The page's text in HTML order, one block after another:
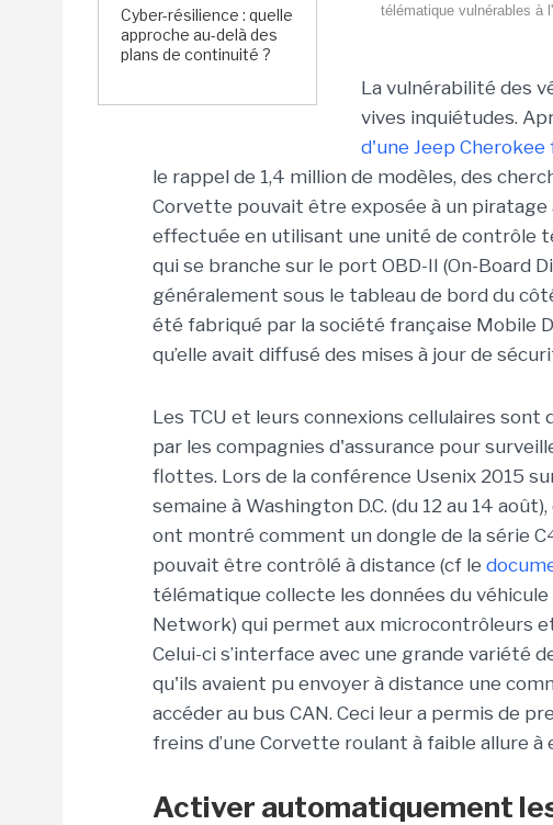
Cyber-résilience : quelle
approche au-delà des
plans de continuité ?
télématique vulnérables à
La vulnérabilité des
vives inquiétudes.
d'une Jeep
le rappel de 1,4 million de modèles, des
Corvette pouvait être exposée à un
effectuée en utilisant une unité de contrôle
qui se branche sur le port OBD-II (On-Board
généralement sous le tableau de bord du
été fabriqué par la société française Mobile
qu’elle avait diffusé des mises à jour de
Les TCU et leurs connexions cellulaires
par les compagnies d'assurance pour
flottes. Lors de la conférence Usenix 2015
semaine à Washington D.C. (du 12 au 14
ont montré comment un dongle de la série
pouvait être contrôlé à distance (cf le
télématique collecte les données du
Network) qui permet aux microcontrôleurs
Celui-ci s’interface avec une grande variété
qu'ils avaient pu envoyer à distance une
accéder au bus CAN. Ceci leur a permis de
freins d’une Corvette roulant à faible allure à
Activer automatiquement